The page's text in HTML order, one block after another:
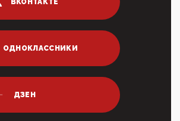
Киев не наносить удары по
вечером обьявил
с 16 часов субботы до конца
ОДНОКЛАССНИКИ
ДЗЕН